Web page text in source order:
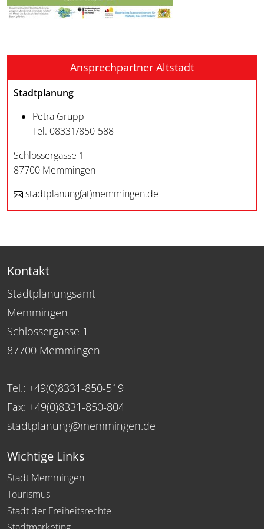
Ansprechpartner Altstadt
Stadtplanung
Petra Grupp
Tel. 08331/850-588
Schlossergasse 1
87700 Memmingen
stadtplanung(at)memmingen.de
Kontakt
Stadtplanungsamt
Memmingen
Schlossergasse 1
87700 Memmingen
Tel.: +49(0)8331-850-519
Fax: +49(0)8331-850-804
stadtplanung@memmingen.de
Wichtige Links
Stadt Memmingen
Tourismus
Stadt der Freiheitsrechte